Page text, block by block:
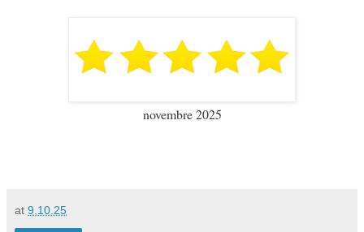
novembre 2025
at 9.10.25